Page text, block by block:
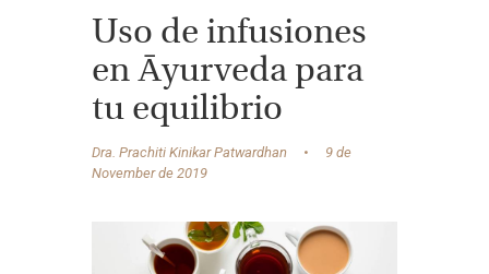
Uso de infusiones
en Āyurveda para
tu equilibrio
Dra. Prachiti Kinikar Patwardhan
9 de
November de 2019